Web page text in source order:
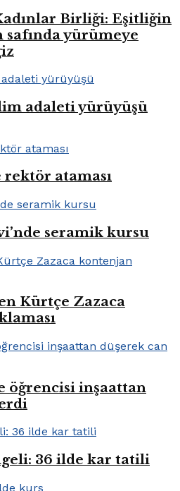
Birliği: Eşitliğin
yürümeye
adaleti yürüyüşü
ataması
seramik kursu
Kürtçe Zazaca
öğrencisi inşaattan
36 ilde kar tatili